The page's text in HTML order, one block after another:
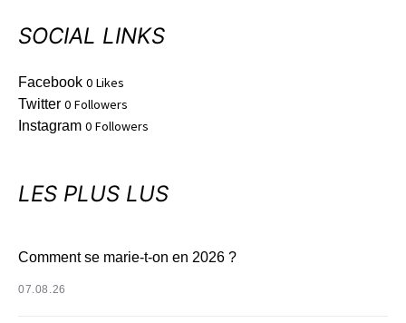
SOCIAL LINKS
Facebook 0 Likes
Twitter 0 Followers
Instagram 0 Followers
LES PLUS LUS
Comment se marie-t-on en 2026 ?
07.08.26